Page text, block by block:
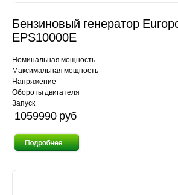
Бензиновый генератор
EPS10000E
Номинальная мощность
Максимальная мощность
Напряжение
Обороты двигателя
Запуск
1059990 pуб